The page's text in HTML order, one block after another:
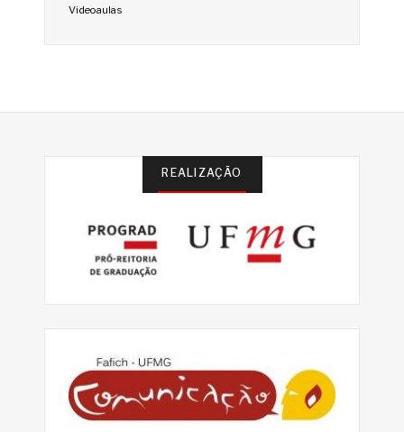
Videoaulas
REALIZAÇÃO